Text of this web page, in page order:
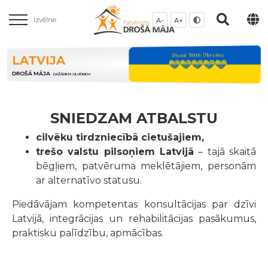
Izvēlne A- A+
LATVIJA
DROŠĀ MĀJA DAŽĀDIEM CILVĒKIEM
SNIEDZAM ATBALSTU
cilvēku tirdzniecībā cietušajiem,
trešo valstu pilsoņiem Latvijā – tajā skaitā
bēgļiem, patvēruma meklētājiem, personām
ar alternatīvo statusu.
Piedāvājam kompetentas konsultācijas par dzīvi
Latvijā, integrācijas un rehabilitācijas pasākumus,
praktisku palīdzību, apmācības.